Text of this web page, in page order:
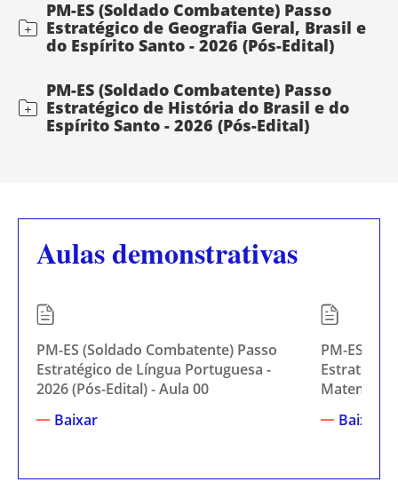
PM-ES (Soldado Combatente) Passo
Estratégico de Geografia Geral, Brasil e
do Espírito Santo - 2026 (Pós-Edital)
PM-ES (Soldado Combatente) Passo
Estratégico de História do Brasil e do
Espírito Santo - 2026 (Pós-Edital)
Aulas demonstrativas
PM-ES (Soldado Combatente) Passo
Estratégico de Língua Portuguesa -
2026 (Pós-Edital) - Aula 00
Baixar
PM-ES
Baixar